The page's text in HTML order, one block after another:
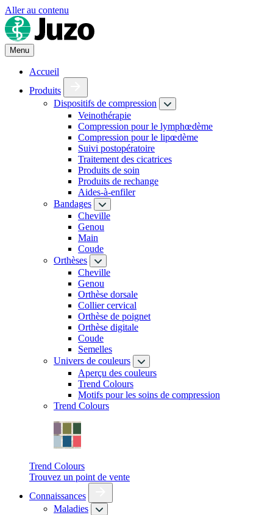
Aller au contenu
Menu
Accueil
Produits
Dispositifs de compression
Veinothérapie
Compression pour le lymphœdème
Compression pour le lipœdème
Suivi postopératoire
Traitement des cicatrices
Produits de soin
Produits de rechange
Aides-à-enfiler
Bandages
Cheville
Genou
Main
Coude
Orthèses
Cheville
Genou
Orthèse dorsale
Collier cervical
Orthèse de poignet
Orthèse digitale
Coude
Semelles
Univers de couleurs
Aperçu des couleurs
Trend Colours
Motifs pour les soins de compression
Trend Colours
Trend Colours
Trouvez un point de vente
Connaissances
Maladies